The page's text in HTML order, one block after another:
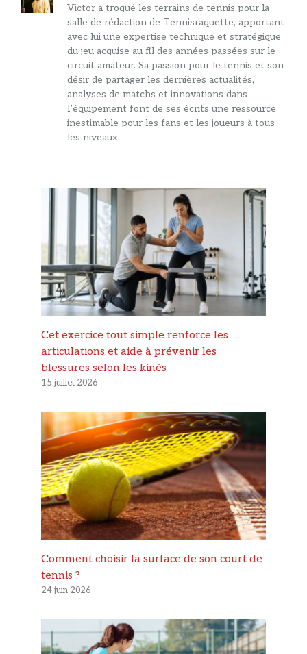
Victor a troqué les terrains de tennis pour la
salle de rédaction de Tennisraquette, apportant
avec lui une expertise technique et stratégique
du jeu acquise au fil des années passées sur le
circuit amateur. Sa passion pour le tennis et son
désir de partager les dernières actualités,
analyses de matchs et innovations dans
l’équipement font de ses écrits une ressource
inestimable pour les fans et les joueurs à tous
les niveaux.
Cet exercice tout simple renforce les
articulations et aide à prévenir les
blessures selon les kinés
15 juillet 2026
Comment choisir la surface de son court de
tennis ?
24 juin 2026